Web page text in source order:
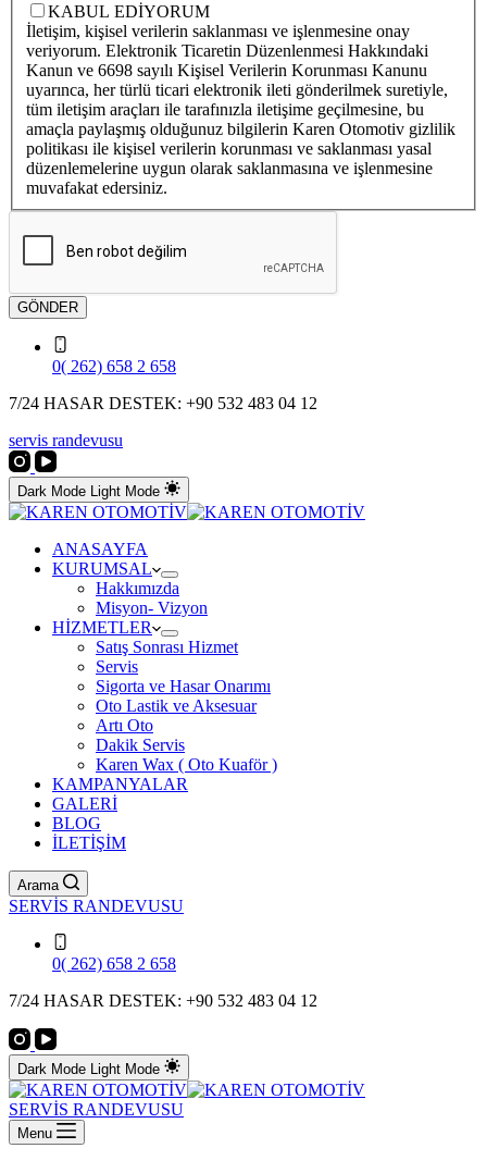
KABUL EDİYORUM
İletişim, kişisel verilerin saklanması ve işlenmesine onay
veriyorum. Elektronik Ticaretin Düzenlenmesi Hakkındaki
Kanun ve 6698 sayılı Kişisel Verilerin Korunması Kanunu
uyarınca, her türlü ticari elektronik ileti gönderilmek suretiyle,
tüm iletişim araçları ile tarafınızla iletişime geçilmesine, bu
amaçla paylaşmış olduğunuz bilgilerin Karen Otomotiv gizlilik
politikası ile kişisel verilerin korunması ve saklanması yasal
düzenlemelerine uygun olarak saklanmasına ve işlenmesine
muvafakat edersiniz.
GÖNDER
0( 262) 658 2 658
7/24 HASAR DESTEK: +90 532 483 04 12
servis randevusu
Dark Mode Light Mode
ANASAYFA
KURUMSAL
Hakkımızda
Misyon- Vizyon
HİZMETLER
Satış Sonrası Hizmet
Servis
Sigorta ve Hasar Onarımı
Oto Lastik ve Aksesuar
Artı Oto
Dakik Servis
Karen Wax ( Oto Kuaför )
KAMPANYALAR
GALERİ
BLOG
İLETİŞİM
Arama
SERVİS RANDEVUSU
0( 262) 658 2 658
7/24 HASAR DESTEK: +90 532 483 04 12
Dark Mode Light Mode
SERVİS RANDEVUSU
Menu